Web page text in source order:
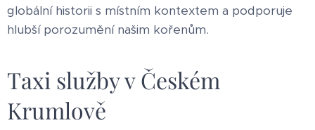
globální historii s místním kontextem a podporuje
hlubší porozumění našim kořenům.
Taxi služby v Českém
Krumlově